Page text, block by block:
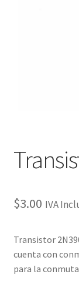
Corte Láser
Diseño de
Finalizar
$3.00 IVA
Transistor
cuenta con
para la